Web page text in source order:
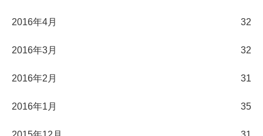
2016年4月 32
2016年3月 32
2016年2月 31
2016年1月 35